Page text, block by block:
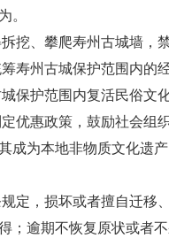
。
挖、攀爬寿州古城墙，
寿州古城保护范围内的
保护范围内复活民俗文
优惠政策，鼓励社会组
成为本地非物质文化遗
定，损坏或者擅自迁移
；逾期不恢复原状或者